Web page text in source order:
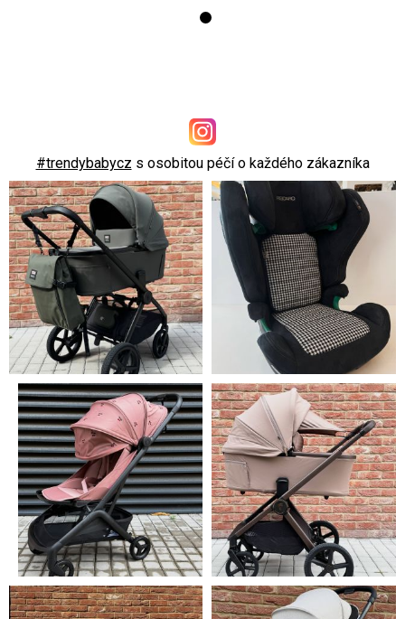
#trendybabycz s osobitou péčí o každého zákazníka